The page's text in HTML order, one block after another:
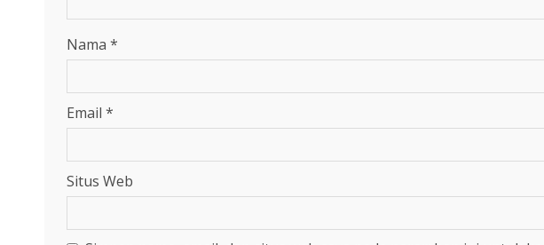
Nama *
Email *
Situs Web